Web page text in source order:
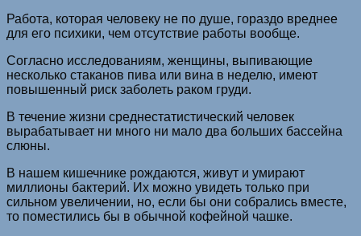
Работа, которая человеку не по душе, гораздо вреднее
для его психики, чем отсутствие работы вообще.
Согласно исследованиям, женщины, выпивающие
несколько стаканов пива или вина в неделю, имеют
повышенный риск заболеть раком груди.
В течение жизни среднестатистический человек
вырабатывает ни много ни мало два больших бассейна
слюны.
В нашем кишечнике рождаются, живут и умирают
миллионы бактерий. Их можно увидеть только при
сильном увеличении, но, если бы они собрались вместе,
то поместились бы в обычной кофейной чашке.